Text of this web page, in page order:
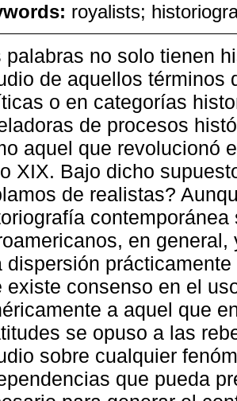
royalists;
palabras no solo tienen
de aquellos términos
o en categorías
de procesos
aquel que revolucionó
XIX. Bajo dicho
de realistas?
en
dispersión
existe consenso en el
a aquel que
se opuso a las
sobre cualquier
que pueda